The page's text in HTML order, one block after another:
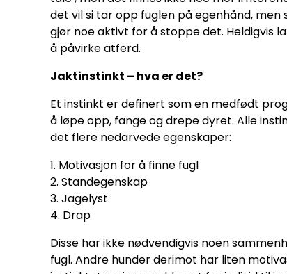
det vil si tar opp fuglen på egenhånd,
gjør noe aktivt for å stoppe det. Heldigvis
å påvirke atferd.
Jaktinstinkt – hva er det?
Et instinkt er definert som en medfødt
å løpe opp, fange og drepe dyret. Alle
det flere nedarvede egenskaper:
1. Motivasjon for å finne fugl
2. Standegenskap
3. Jagelyst
4. Drap
Disse har ikke nødvendigvis noen
fugl. Andre hunder derimot har liten